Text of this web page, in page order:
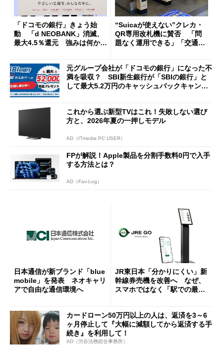
「ドコモの銀行」きょう始
動 「d NEOBANK」消滅、
最大4.5％還元 強みは何か解
“Suicaが使えない”クレカ・
QR専用改札機に賛否 「問
題なく運用できる」「交通系I
元グループ会社が「ドコモの銀行」になった不
満を吸収？ SBI新生銀行が「SBIの銀行」と
して最大5.2万円のキャッシュバックキャンペ
これから選ぶ新型TVはこれ！失敗しない選び
方と、2026年夏の一押しモデル
AD（ITmedia PC USER）
FPが解説！Apple製品を分割手数料0円で入手
する方法とは？
AD（Fav-Log）
日本通信が新ブランド「blue
mobile」を発表 ネオキャリ
アで自由な通信環境へ
JR東日本「分かりにくい」新
幹線券売機を改善へ なぜ、
スマホではなく「駅での最短
カードローン50万円以上の人は、返済を3～6
ヶ月停止して『大幅に減額してから返済する手
続き』を利用して！
AD（渋谷法務総合事務所）